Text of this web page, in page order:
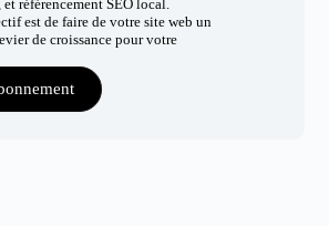
référencement SEO local.
est de faire de votre site web un
de croissance pour votre